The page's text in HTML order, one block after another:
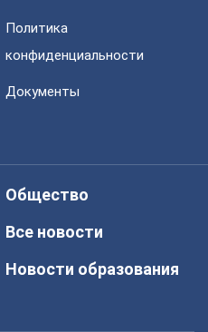
Политика
конфиденциальности
Документы
Общество
Все новости
Новости образования